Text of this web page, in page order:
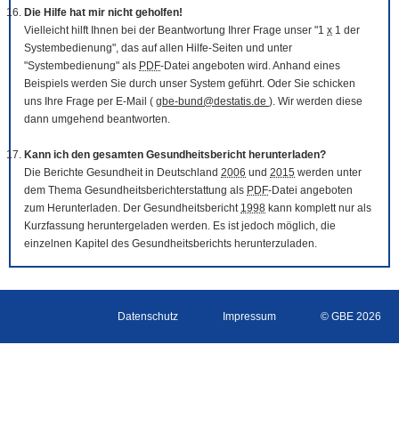
Die Hilfe hat mir nicht geholfen!
Vielleicht hilft Ihnen bei der Beantwortung Ihrer Frage unser "1 x 1 der
Systembedienung", das auf allen Hilfe-Seiten und unter
"Systembedienung" als PDF-Datei angeboten wird. Anhand eines
Beispiels werden Sie durch unser System geführt. Oder Sie schicken
uns Ihre Frage per E-Mail ( gbe-bund@destatis.de ). Wir werden diese
dann umgehend beantworten.
Kann ich den gesamten Gesundheitsbericht herunterladen?
Die Berichte Gesundheit in Deutschland 2006 und 2015 werden unter
dem Thema Gesundheitsberichterstattung als PDF-Datei angeboten
zum Herunterladen. Der Gesundheitsbericht 1998 kann komplett nur als
Kurzfassung heruntergeladen werden. Es ist jedoch möglich, die
einzelnen Kapitel des Gesundheitsberichts herunterzuladen.
Datenschutz Impressum © GBE 2026